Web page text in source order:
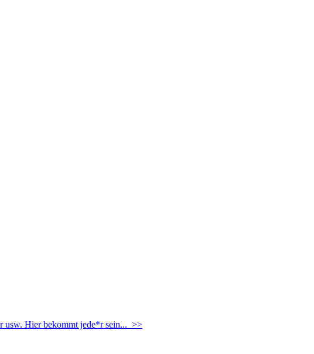
usw. Hier bekommt jede*r sein... >>